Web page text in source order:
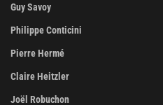
Guy Savoy
Philippe Conticini
Pierre Hermé
Claire Heitzler
Joël Robuchon